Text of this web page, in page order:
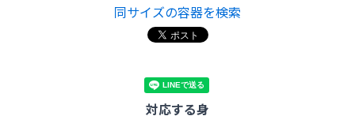
同サイズの容器を検索
対応する身